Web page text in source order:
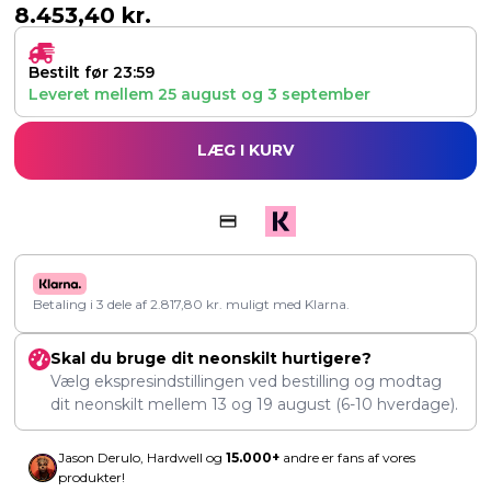
8.453,40 kr.
Bestilt før 23:59
Leveret mellem 25 august og 3 september
LÆG I KURV
Betaling i 3 dele af 2.817,80 kr. muligt med Klarna.
Skal du bruge dit neonskilt hurtigere?
Vælg ekspresindstillingen ved bestilling og modtag
dit neonskilt mellem 13 og 19 august (6-10 hverdage).
Jason Derulo, Hardwell og 15.000+ andre er fans af vores
produkter!